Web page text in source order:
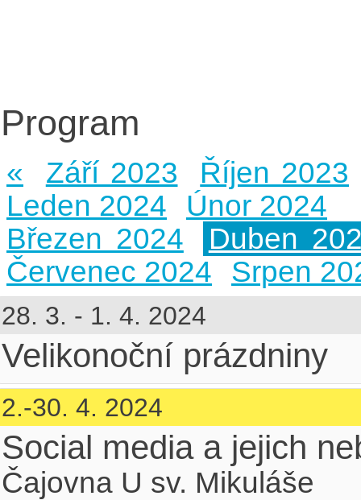
Program
« Září 2023
Říjen 2023
Leden 2024
Únor 2024
Březen 2024
Duben
Červenec 2024
Srpen
28. 3. - 1. 4. 2024
Velikonoční prázdniny
2.-30. 4. 2024
Social media a jejich
Čajovna U sv. Mikuláše